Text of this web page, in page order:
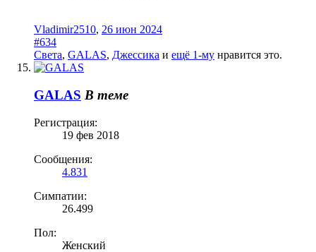
Vladimir2510, 26 июн 2024
#634
Света, GALAS, Джессика и ещё 1-му нравится это.
GALAS В теме
Регистрация:
19 фев 2018
Сообщения:
4.831
Симпатии:
26.499
Пол:
Женский